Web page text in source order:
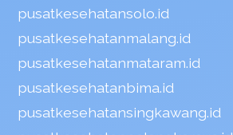
pusatkesehatansolo.id
pusatkesehatanmalang.id
pusatkesehatanmataram.id
pusatkesehatanbima.id
pusatkesehatansingkawang.id